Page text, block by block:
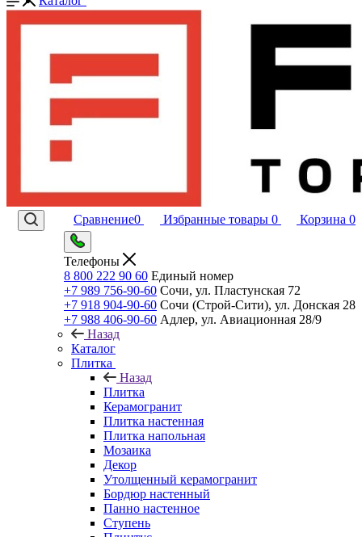
Сравнение0 Избранные товары 0 Корзина 0
Телефоны
8 800 222 90 60 Единый номер
+7 989 756-90-60 Сочи, ул. Пластунская 72
+7 918 904-90-60 Сочи (Строй-Сити), ул. Донская 28
+7 988 406-90-60 Адлер, ул. Авиационная 28/9
Назад
Каталог
Плитка
Назад
Плитка
Керамогранит
Плитка настенная
Плитка напольная
Мозаика
Декор
Утолщенный керамогранит
Бордюр настенный
Панно настенное
Ступень